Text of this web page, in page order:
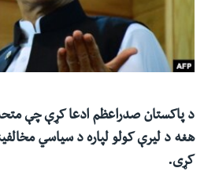
ځای
شئ
له مونږ سره په تماس کې پاتې شئ
ژبې
د پاکستان صدراعظم ادعا کړې چې
هغه د لیرې کولو لپاره د سیاسي
کړی.